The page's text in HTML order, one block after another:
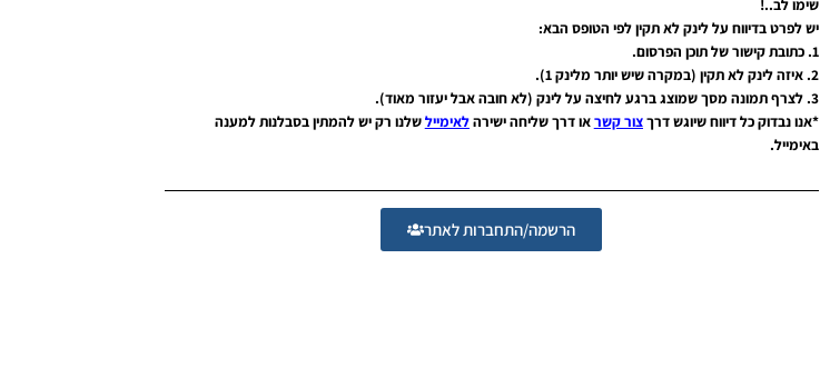
שימו לב..!
יש לפרט בדיווח על לינק לא תקין לפי הטופס הבא:
1. כתובת קישור של תוכן הפרסום.
2. איזה לינק לא תקין (במקרה שיש יותר מלינק 1).
3. לצרף תמונה מסך שמוצג ברגע לחיצה על לינק (לא חובה אבל יעזור מאוד).
*אנו נבדוק כל דיווח שיוגש דרךצור קשראו דרך שליחה ישירהלאימיילשלנו רק יש להמתין בסבלנות למענה
באימייל.
הרשמה/התחברות לאתר